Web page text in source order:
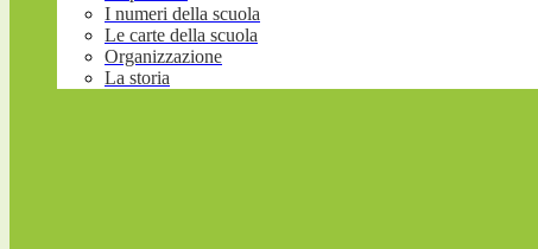
I numeri della scuola
Le carte della scuola
Organizzazione
La storia